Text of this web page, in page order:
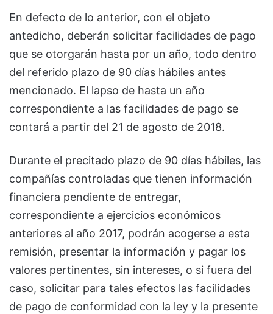
En defecto de lo anterior, con el objeto
antedicho, deberán solicitar facilidades de pago
que se otorgarán hasta por un año, todo dentro
del referido plazo de 90 días hábiles antes
mencionado. El lapso de hasta un año
correspondiente a las facilidades de pago se
contará a partir del 21 de agosto de 2018.
Durante el precitado plazo de 90 días hábiles, las
compañías controladas que tienen información
financiera pendiente de entregar,
correspondiente a ejercicios económicos
anteriores al año 2017, podrán acogerse a esta
remisión, presentar la información y pagar los
valores pertinentes, sin intereses, o si fuera del
caso, solicitar para tales efectos las facilidades
de pago de conformidad con la ley y la presente